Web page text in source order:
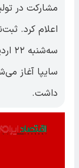
مشارکت در
سایپا آغاز
داشت.